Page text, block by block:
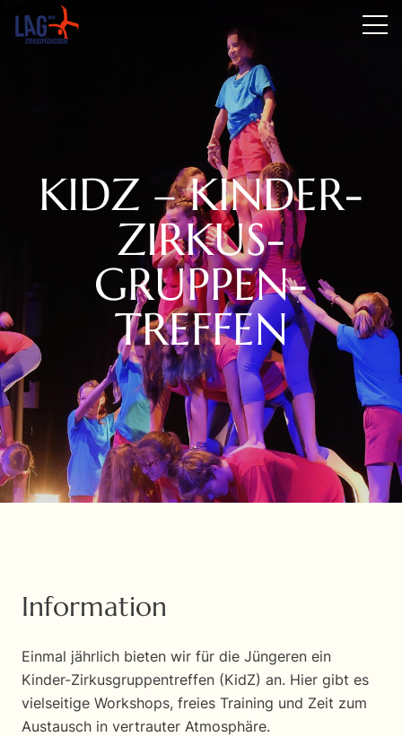
KIDZ – KINDER­
ZIRKUS-
GRUPPEN-
TREFFEN
Information
Einmal jährlich bieten wir für die Jüngeren ein
Kinder-Zirkusgruppentreffen (KidZ) an. Hier gibt es
vielseitige Workshops, freies Training und Zeit zum
Austausch in vertrauter Atmosphäre.